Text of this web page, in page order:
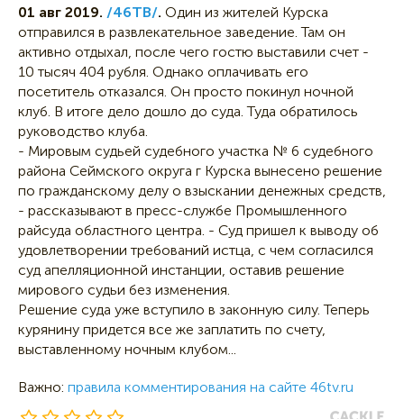
01 авг 2019. /46ТВ/. Один из жителей Курска
отправился в развлекательное заведение. Там он
активно отдыхал, после чего гостю выставили счет -
10 тысяч 404 рубля. Однако оплачивать его
посетитель отказался. Он просто покинул ночной
клуб. В итоге дело дошло до суда. Туда обратилось
руководство клуба.
- Мировым судьей судебного участка № 6 судебного
района Сеймского округа г Курска вынесено решение
по гражданскому делу о взыскании денежных средств,
- рассказывают в пресс-службе Промышленного
райсуда областного центра. - Суд пришел к выводу об
удовлетворении требований истца, с чем согласился
суд апелляционной инстанции, оставив решение
мирового судьи без изменения.
Решение суда уже вступило в законную силу. Теперь
курянину придется все же заплатить по счету,
выставленному ночным клубом...
Важно: правила комментирования на сайте 46tv.ru